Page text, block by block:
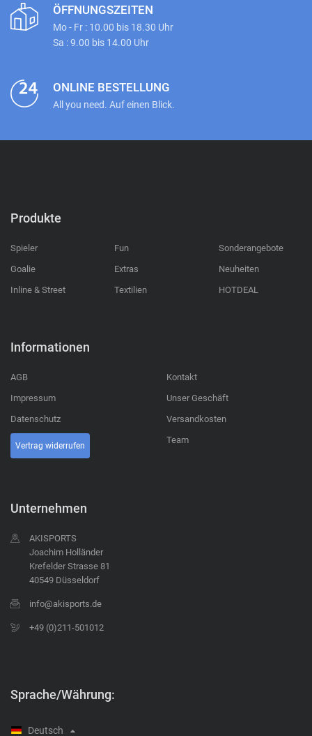
ÖFFNUNGSZEITEN
Mo - Fr : 10.00 bis 18.30 Uhr
Sa : 9.00 bis 14.00 Uhr
ONLINE BESTELLUNG
All you need. Auf einen Blick.
Produkte
Spieler
Goalie
Inline & Street
Fun
Extras
Textilien
Sonderangebote
Neuheiten
HOTDEAL
Informationen
AGB
Impressum
Datenschutz
Vertrag widerrufen
Kontakt
Unser Geschäft
Versandkosten
Team
Unternehmen
AKISPORTS
Joachim Holländer
Krefelder Strasse 81
40549 Düsseldorf
info@akisports.de
+49 (0)211-501012
Sprache/Währung:
Deutsch